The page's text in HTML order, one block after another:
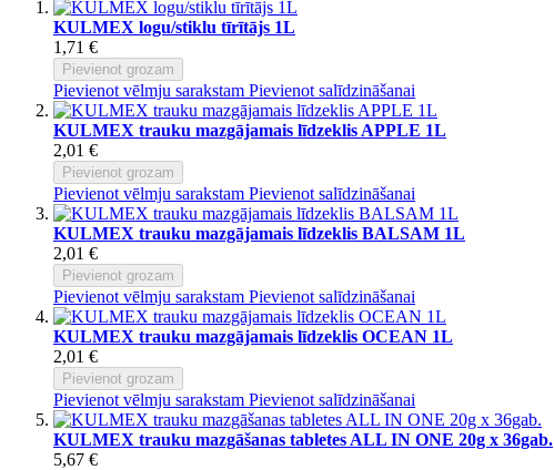
KULMEX logu/stiklu tīrītājs 1L
1,71 €
Pievienot grozam
Pievienot vēlmju sarakstam Pievienot salīdzināšanai
KULMEX trauku mazgājamais līdzeklis APPLE 1L
2,01 €
Pievienot grozam
Pievienot vēlmju sarakstam Pievienot salīdzināšanai
KULMEX trauku mazgājamais līdzeklis BALSAM 1L
2,01 €
Pievienot grozam
Pievienot vēlmju sarakstam Pievienot salīdzināšanai
KULMEX trauku mazgājamais līdzeklis OCEAN 1L
2,01 €
Pievienot grozam
Pievienot vēlmju sarakstam Pievienot salīdzināšanai
KULMEX trauku mazgāšanas tabletes ALL IN ONE 20g x 36gab.
5,67 €